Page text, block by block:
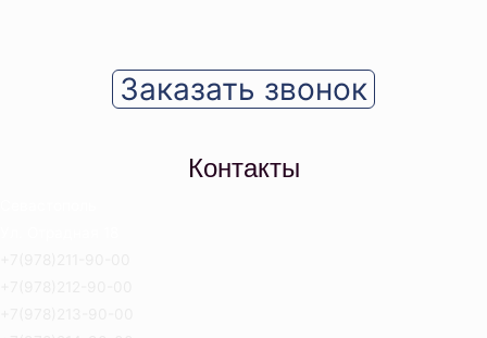
Заказать звонок
Контакты